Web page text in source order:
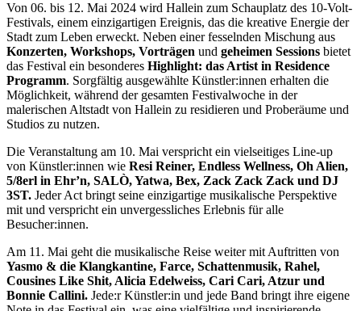
Von 06. bis 12. Mai 2024 wird Hallein zum Schauplatz des 10-Volt-
Festivals, einem einzigartigen Ereignis, das die kreative Energie der
Stadt zum Leben erweckt. Neben einer fesselnden Mischung aus
Konzerten, Workshops, Vorträgen und geheimen Sessions bietet
das Festival ein besonderes Highlight: das Artist in Residence
Programm. Sorgfältig ausgewählte Künstler:innen erhalten die
Möglichkeit, während der gesamten Festivalwoche in der
malerischen Altstadt von Hallein zu residieren und Proberäume und
Studios zu nutzen.
Die Veranstaltung am 10. Mai verspricht ein vielseitiges Line-up
von Künstler:innen wie Resi Reiner, Endless Wellness, Oh Alien,
5/8erl in Ehr’n, SALÒ, Yatwa, Bex, Zack Zack Zack und DJ
3ST. Jeder Act bringt seine einzigartige musikalische Perspektive
mit und verspricht ein unvergessliches Erlebnis für alle
Besucher:innen.
Am 11. Mai geht die musikalische Reise weiter mit Auftritten von
Yasmo & die Klangkantine, Farce, Schattenmusik, Rahel,
Cousines Like Shit, Alicia Edelweiss, Cari Cari, Atzur und
Bonnie Callini. Jede:r Künstler:in und jede Band bringt ihre eigene